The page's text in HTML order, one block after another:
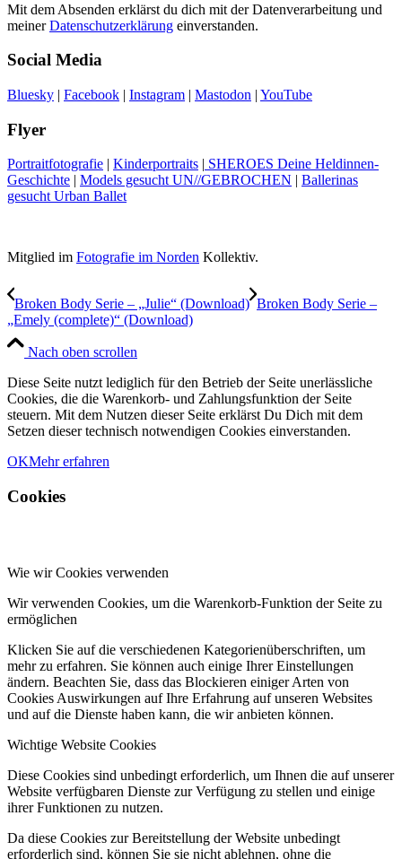
Mit dem Absenden erklärst du dich mit der Datenverarbeitung und
meinerDatenschutzerklärung einverstanden.
Social Media
Bluesky | Facebook | Instagram | Mastodon | YouTube
Flyer
Portraitfotografie | Kinderportraits | SHEROES Deine Heldinnen-
Geschichte | Models gesucht UN//GEBROCHEN | Ballerinas
gesucht Urban Ballet
Mitglied im Fotografie im Norden Kollektiv.
Broken Body Serie – „Julie“ (Download) Broken Body Serie –
„Emely (complete)“ (Download)
Nach oben scrollen
Diese Seite nutzt lediglich für den Betrieb der Seite unerlässliche
Cookies, die die Warenkorb- und Zahlungsfunktion der Seite
steuern. Mit dem Nutzen dieser Seite erklärst Du Dich mit dem
Setzen dieser technisch notwendigen Cookies einverstanden.
OKMehr erfahren
Cookies
Wie wir Cookies verwenden
Wir verwenden Cookies, um die Warenkorb-Funktion der Seite zu
ermöglichen
Klicken Sie auf die verschiedenen Kategorienüberschriften, um
mehr zu erfahren. Sie können auch einige Ihrer Einstellungen
ändern. Beachten Sie, dass das Blockieren einiger Arten von
Cookies Auswirkungen auf Ihre Erfahrung auf unseren Websites
und auf die Dienste haben kann, die wir anbieten können.
Wichtige Website Cookies
Diese Cookies sind unbedingt erforderlich, um Ihnen die auf unserer
Website verfügbaren Dienste zur Verfügung zu stellen und einige
ihrer Funktionen zu nutzen.
Da diese Cookies zur Bereitstellung der Website unbedingt
erforderlich sind, können Sie sie nicht ablehnen, ohne die